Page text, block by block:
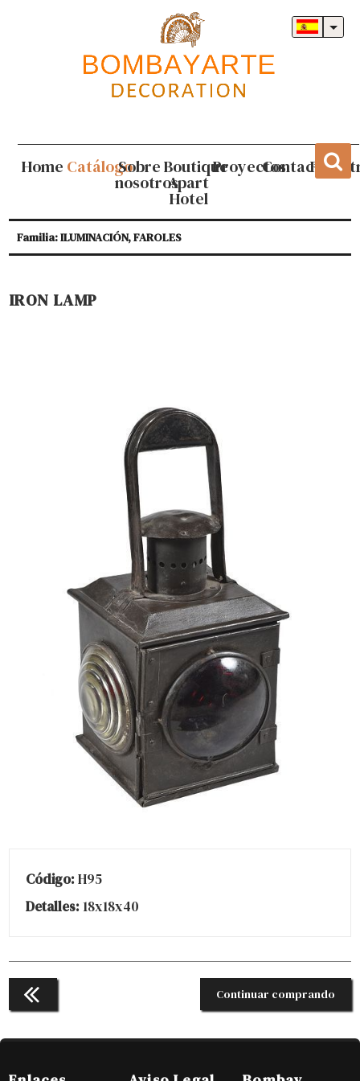
Home CatálogoSobre
nosotros
Boutique
Apart
Hotel
ProyectosContacto
Familia: ILUMINACIÓN, FAROLES
IRON LAMP
Código: H95
Detalles: 18x18x40
Continuar comprando